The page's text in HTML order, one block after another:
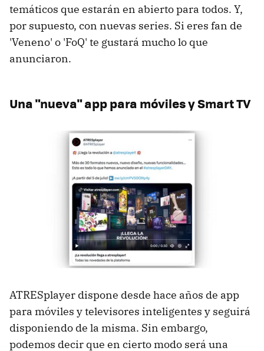
temáticos que estarán en abierto para todos. Y,
por supuesto, con nuevas series. Si eres fan de
'Veneno' o 'FoQ' te gustará mucho lo que
anunciaron.
Una "nueva" app para móviles y Smart TV
ATRESplayer dispone desde hace años de app
para móviles y televisores inteligentes y seguirá
disponiendo de la misma. Sin embargo,
podemos decir que en cierto modo será una